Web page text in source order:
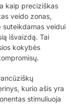
kaip preciziškas
veido zonas,
suteikdamas veidui
išvaizdą. Tai
kokybės
kurio ašis yra
stimuliuoja